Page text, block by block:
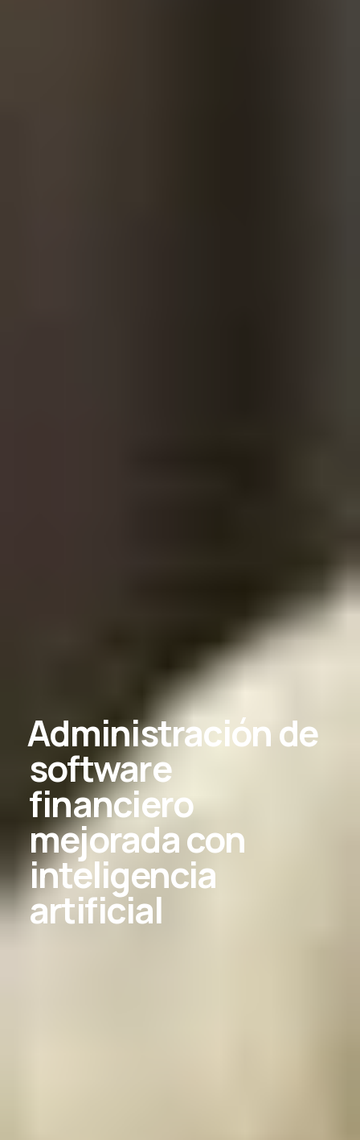
Administración de
software
financiero
mejorada con
inteligencia
artificial